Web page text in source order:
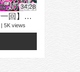
34:28
【第六十一回】ふとぴんが行く！四象戦 冬の陣25/春の陣26 編
5K views